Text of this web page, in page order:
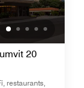
20
restaurants,